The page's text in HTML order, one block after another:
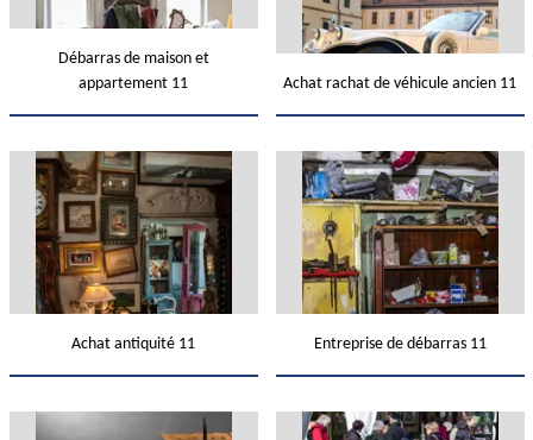
Débarras de maison et
appartement 11
Achat rachat de véhicule ancien 11
Achat antiquité 11 Entreprise de débarras 11